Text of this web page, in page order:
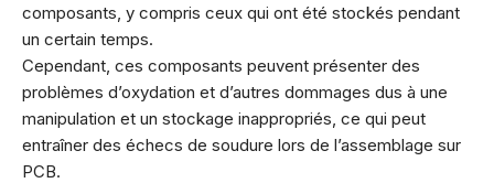
composants, y compris ceux qui ont été stockés pendant
un certain temps.
Cependant, ces composants peuvent présenter des
problèmes d’oxydation et d’autres dommages dus à une
manipulation et un stockage inappropriés, ce qui peut
entraîner des échecs de soudure lors de l’assemblage sur
PCB.